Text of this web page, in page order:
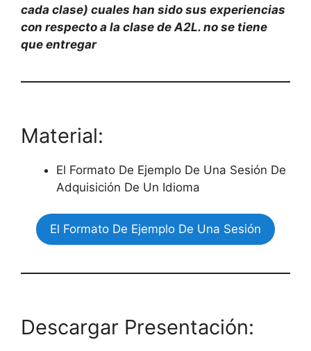
cada clase) cuales han sido sus experiencias
con respecto a la clase de A2L. no se tiene
que entregar
Material:
El Formato De Ejemplo De Una Sesión De
Adquisición De Un Idioma
El Formato De Ejemplo De Una Sesión
Descargar Presentación: